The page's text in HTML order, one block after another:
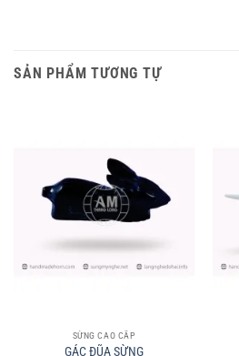
SẢN PHẨM TƯƠNG TỰ
SỪNG CAO CẤP
GÁC ĐŨA SỪNG